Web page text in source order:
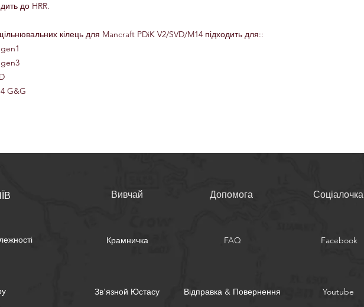
до HRR.
кілець для Mancraft PDiK V2/SVD/M14 підходить для::
G&G
Вивчай Допомога Соціалочка
Крамничка FAQ Facebook
Зв'язной Юстасу Відправка & Повернення Youtube